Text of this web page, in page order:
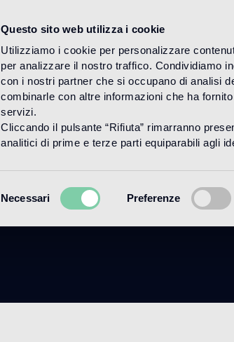
Questo sito web utilizza i cookie
Utilizziamo i cookie per personalizzare
per analizzare il nostro traffico. Condividiamo
con i nostri partner che si occupano di analisi
combinarle con altre informazioni che ha
servizi.
Cliccando il pulsante “Rifiuta” rimarranno
analitici di prime e terze parti equiparabili agli
del
Necessari Preferenze
HOME